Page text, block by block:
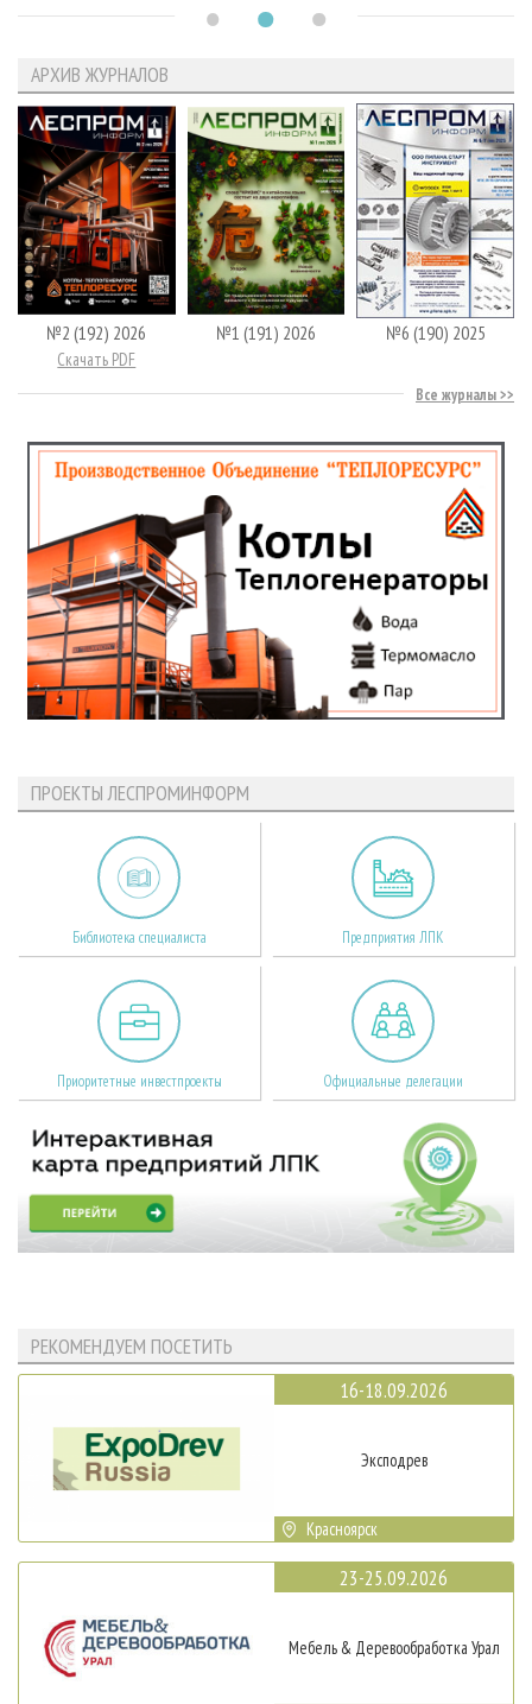
АРХИВ ЖУРНАЛОВ
№2 (192) 2026
Скачать PDF
№1 (191) 2026 №6 (190) 2025
Все журналы
ПРОЕКТЫ ЛЕСПРОМИНФОРМ
Библиотека специалиста Предприятия ЛПК
Приоритетные инвестпроекты Официальные делегации
РЕКОМЕНДУЕМ ПОСЕТИТЬ
16-18.09.2026
Эксподрев
Красноярск
23-25.09.2026
Мебель & Деревообработка Урал